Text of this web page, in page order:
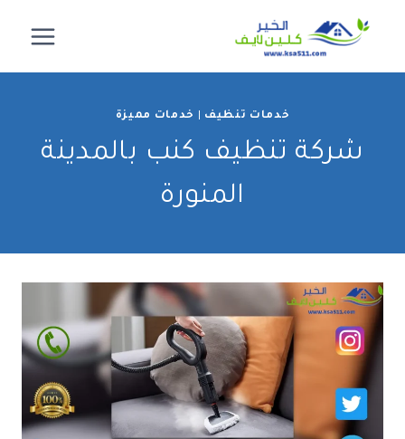
المحتوى
خدمات تنظيف خدمات مميزة
شركة تنظيف كنب بالمدينة
المنورة